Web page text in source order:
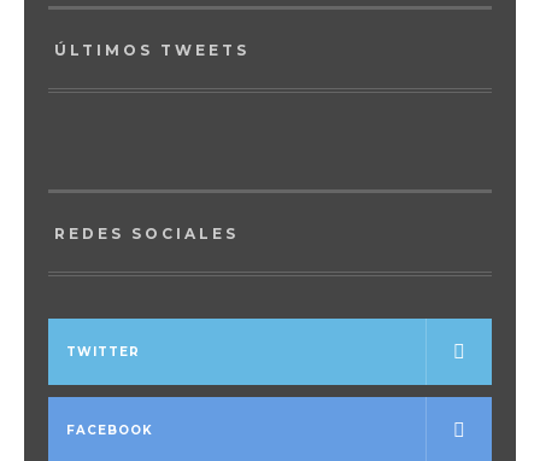
ÚLTIMOS TWEETS
REDES SOCIALES
TWITTER
FACEBOOK